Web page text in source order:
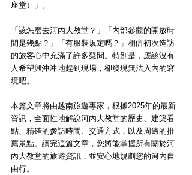
座堂）」。
「該怎麼去河內大教堂？」「內部參觀的開放時
間是幾點？」「有服裝規定嗎？」相信初次造訪
的旅客心中充滿了許多疑問。特別是，應該沒有
人希望興沖沖地趕到現場，卻發現無法入內的窘
境吧。
本篇文章將由越南旅遊專家，根據2025年的最新
資訊，全面性地解說河內大教堂的歷史、建築看
點、精確的參訪時間、交通方式，以及周邊的推
薦景點。讀完這篇文章，您將能掌握所有關於河
內大教堂的旅遊資訊，並安心地規劃您的河內自
由行。